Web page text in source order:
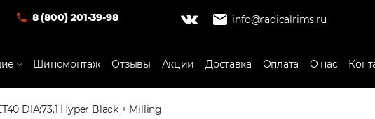
8 (800) 201-39-98 info@radicalrims.ru
Шиномонтаж Отзывы Акции Доставка Оплата О нас
DIA:73.1 Hyper Black + Milling